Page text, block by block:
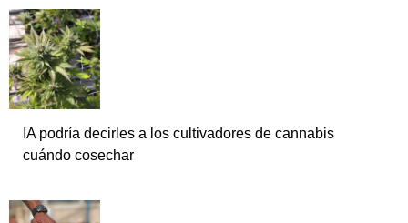
IA podría decirles a los cultivadores de cannabis
cuándo cosechar